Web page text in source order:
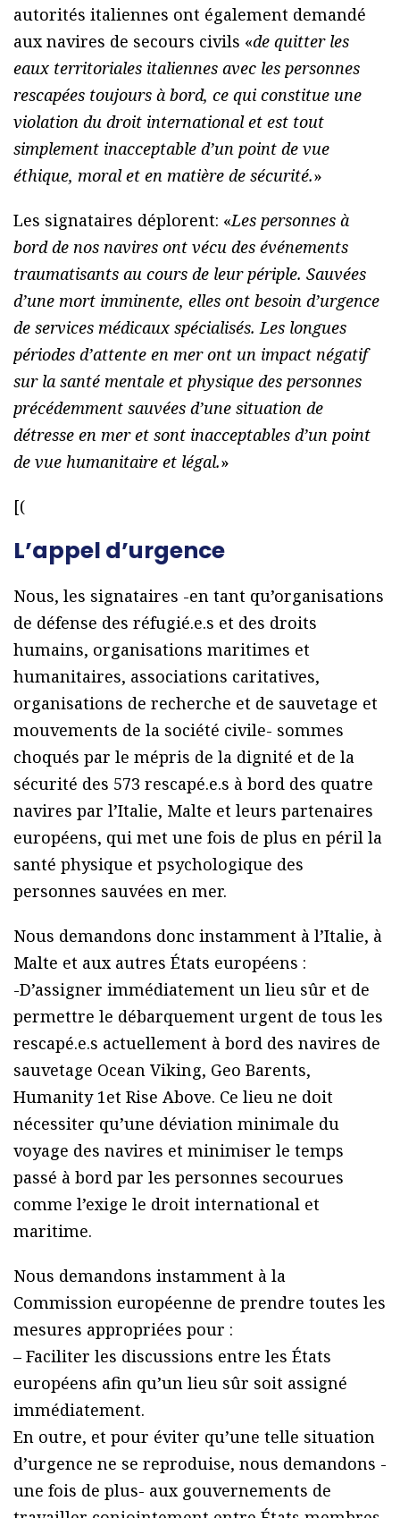
autorités italiennes ont également demandé
aux navires de secours civils «de quitter les
eaux territoriales italiennes avec les personnes
rescapées toujours à bord, ce qui constitue une
violation du droit international et est tout
simplement inacceptable d’un point de vue
éthique, moral et en matière de sécurité.»
Les signataires déplorent: «Les personnes à
bord de nos navires ont vécu des événements
traumatisants au cours de leur périple. Sauvées
d’une mort imminente, elles ont besoin d’urgence
de services médicaux spécialisés. Les longues
périodes d’attente en mer ont un impact négatif
sur la santé mentale et physique des personnes
précédemment sauvées d’une situation de
détresse en mer et sont inacceptables d’un point
de vue humanitaire et légal.»
[(
L’appel d’urgence
Nous, les signataires -en tant qu’organisations
de défense des réfugié.e.s et des droits
humains, organisations maritimes et
humanitaires, associations caritatives,
organisations de recherche et de sauvetage et
mouvements de la société civile- sommes
choqués par le mépris de la dignité et de la
sécurité des 573 rescapé.e.s à bord des quatre
navires par l’Italie, Malte et leurs partenaires
européens, qui met une fois de plus en péril la
santé physique et psychologique des
personnes sauvées en mer.
Nous demandons donc instamment à l’Italie, à
Malte et aux autres États européens :
-D’assigner immédiatement un lieu sûr et de
permettre le débarquement urgent de tous les
rescapé.e.s actuellement à bord des navires de
sauvetage Ocean Viking, Geo Barents,
Humanity 1et Rise Above. Ce lieu ne doit
nécessiter qu’une déviation minimale du
voyage des navires et minimiser le temps
passé à bord par les personnes secourues
comme l’exige le droit international et
maritime.
Nous demandons instamment à la
Commission européenne de prendre toutes les
mesures appropriées pour :
– Faciliter les discussions entre les États
européens afin qu’un lieu sûr soit assigné
immédiatement.
En outre, et pour éviter qu’une telle situation
d’urgence ne se reproduise, nous demandons -
une fois de plus- aux gouvernements de